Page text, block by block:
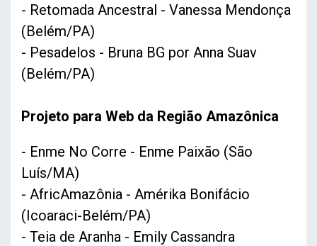
- Retomada Ancestral - Vanessa Mendonça
(Belém/PA)
- Pesadelos - Bruna BG por Anna Suav
(Belém/PA)
Projeto para Web da Região Amazônica
- Enme No Corre - Enme Paixão (São
Luís/MA)
- AfricAmazônia - Amérika Bonifácio
(Icoaraci-Belém/PA)
- Teia de Aranha - Emily Cassandra